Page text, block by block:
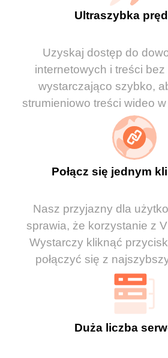
Ultraszybka
Uzyskaj dostęp do
internetowych i treści
wystarczająco szybko,
strumieniowo treści wideo
Połącz się jednym
Nasz przyjazny dla
sprawia, że korzystanie z
Wystarczy kliknąć przycisk
połączyć się z
Duża liczba